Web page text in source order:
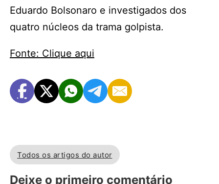
Eduardo Bolsonaro e investigados dos
quatro núcleos da trama golpista.
Fonte: Clique aqui
Todos os artigos do autor
Deixe o primeiro comentário